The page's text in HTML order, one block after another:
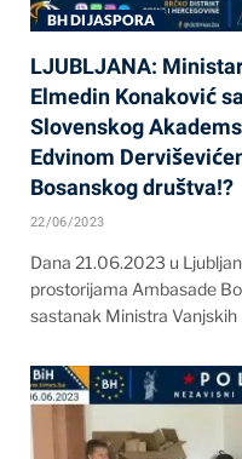
BH DIJASPORA
LJUBLJANA:
Elmedin Konaković
Slovenskog
Edvinom
Bosanskog društva!?
22/06/2023
Dana 21.06.2023 u
prostorijama Ambasade
sastanak Ministra